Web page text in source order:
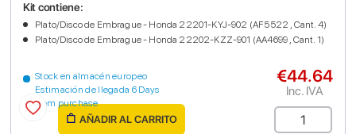
Stock en almacén europeo
Estimación de llegada 6 Days
from purchase
Kit contiene:
Plato/Disco de Embrague - Honda 22201-KYJ-902 (AF5522 , Cant. 4)
Plato/Disco de Embrague - Honda 22202-KZZ-901 (AA4699 , Cant. 1)
€44.64
Inc. IVA
AÑADIR AL CARRITO